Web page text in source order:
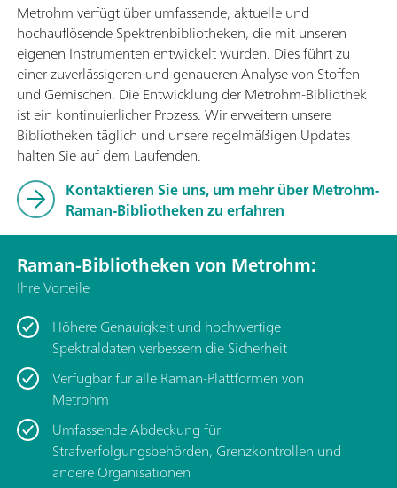
Metrohm verfügt über umfassende, aktuelle und
hochauflösende Spektrenbibliotheken, die mit unseren
eigenen Instrumenten entwickelt wurden. Dies führt zu
einer zuverlässigeren und genaueren Analyse von Stoffen
und Gemischen. Die Entwicklung der Metrohm-Bibliothek
ist ein kontinuierlicher Prozess. Wir erweitern unsere
Bibliotheken täglich und unsere regelmäßigen Updates
halten Sie auf dem Laufenden.
Kontaktieren Sie uns, um mehr über Metrohm-
Raman-Bibliotheken zu erfahren
Raman-Bibliotheken von Metrohm:
Ihre Vorteile
Höhere Genauigkeit und hochwertige
Spektraldaten verbessern die Sicherheit
Verfügbar für alle Raman-Plattformen von
Metrohm
Umfassende Abdeckung für
Strafverfolgungsbehörden, Grenzkontrollen und
andere Organisationen